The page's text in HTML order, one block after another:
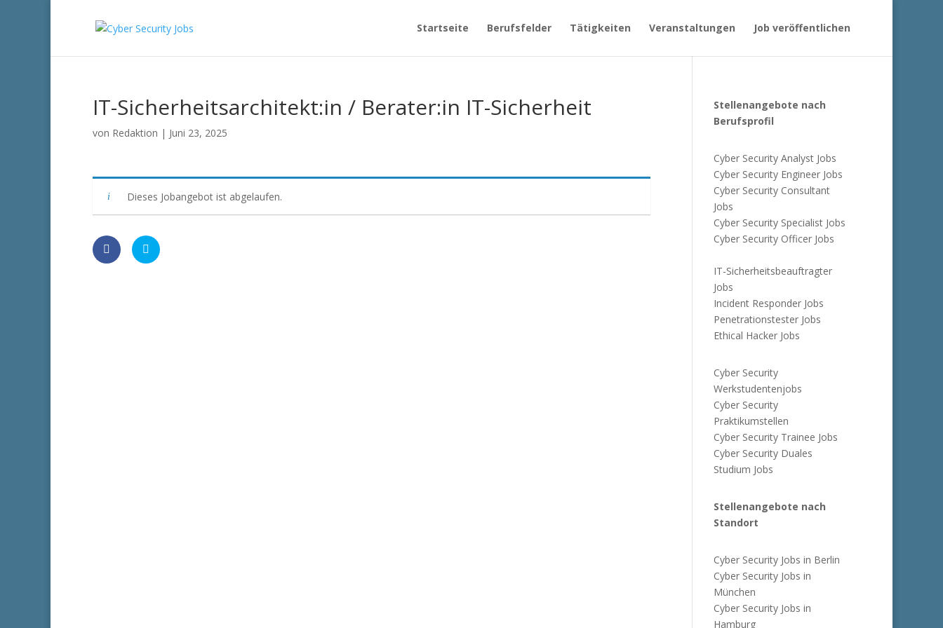
Startseite Berufsfelder Tätigkeiten Veranstaltungen Job veröffentlichen
IT-Sicherheitsarchitekt:in / Berater:in IT-Sicherheit
von Redaktion | Juni 23, 2025
Dieses Jobangebot ist abgelaufen.
Stellenangebote nach
Berufsprofil
Cyber Security Analyst Jobs
Cyber Security Engineer Jobs
Cyber Security Consultant
Jobs
Cyber Security Specialist Jobs
Cyber Security Officer Jobs
IT-Sicherheitsbeauftragter
Jobs
Incident Responder Jobs
Penetrationstester Jobs
Ethical Hacker Jobs
Cyber Security
Werkstudentenjobs
Cyber Security
Praktikumstellen
Cyber Security Trainee Jobs
Cyber Security Duales
Studium Jobs
Stellenangebote nach
Standort
Cyber Security Jobs in Berlin
Cyber Security Jobs in
München
Cyber Security Jobs in
Hamburg